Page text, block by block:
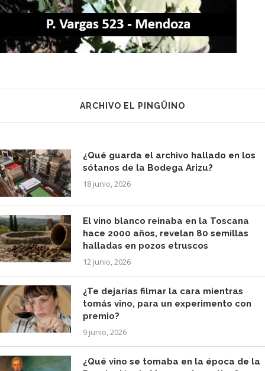
ARCHIVO EL PINGÜINO
¿Qué guarda el archivo hallado en los
sótanos de la Bodega Arizu?
18 junio, 2026
El vino blanco reinaba en la Toscana
hace 2000 años, revelan 80 semillas
halladas en pozos etruscos
12 junio, 2026
¿Te dejarías filmar la cara mientras
tomás vino, para un experimento con
premio?
9 junio, 2026
¿Qué vino se tomaba en la época de la